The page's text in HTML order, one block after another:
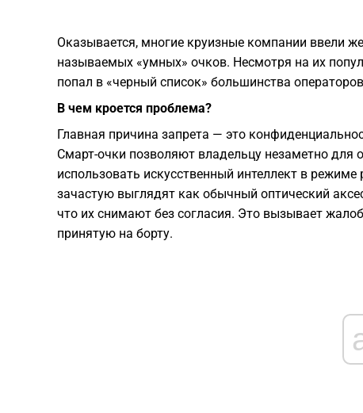
​Оказывается, многие круизные компании ввели
называемых «умных» очков. Несмотря на их
попал в «черный список» большинства
В чем кроется проблема?
​Главная причина запрета — это
Смарт-очки позволяют владельцу незаметно
использовать искусственный интеллект в
зачастую выглядят как обычный оптический
что их снимают без согласия. Это вызывает
принятую на борту.